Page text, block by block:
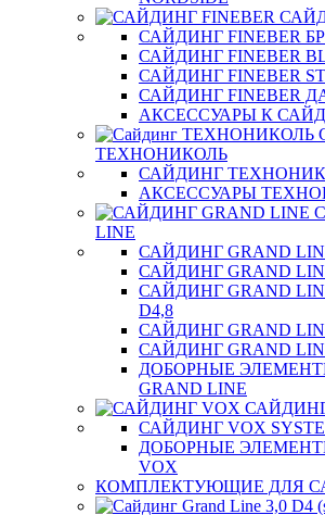
САЙДИНГ FINEBER
САЙДИНГ FINEBER
САЙДИНГ FINEBER
САЙДИНГ FINEBER
АКСЕССУАРЫ К
ТЕХНОНИКОЛЬ
САЙДИНГ
АКСЕССУАРЫ
LINE
САЙДИНГ GRAND
САЙДИНГ GRAND
САЙДИНГ GRAND
D4,8
САЙДИНГ GRAND
САЙДИНГ GRAND
ДОБОРНЫЕ
GRAND LINE
САЙДИНГ VOX
ДОБОРНЫЕ
VOX
КОМПЛЕКТУЮЩИЕ ДЛЯ